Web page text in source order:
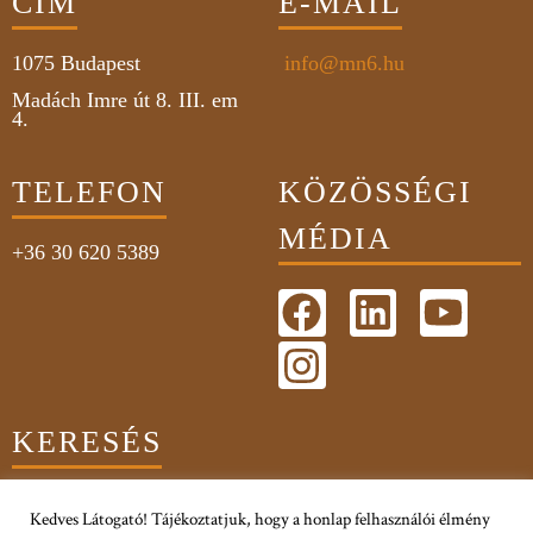
1075 Budapest
Madách Imre út 8. III. em
4.
info@mn6.hu
TELEFON
+36 30 620 5389
KÖZÖSSÉGI
MÉDIA
KERESÉS
Kedves Látogató! Tájékoztatjuk, hogy a honlap felhasználói élmény